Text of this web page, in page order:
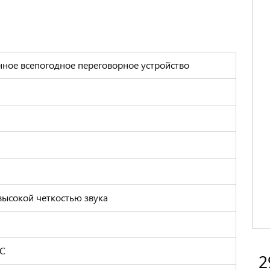
всепогодное переговорное устройство
четкостью звука